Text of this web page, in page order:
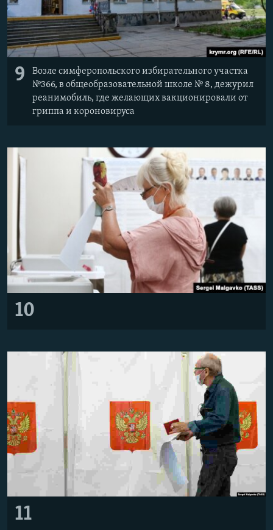
9
Возле симферопольского избирательного участка
№366, в общеобразовательной школе № 8, дежурил
реанимобиль, где желающих вакционировали от
гриппа и короновируса
10
11